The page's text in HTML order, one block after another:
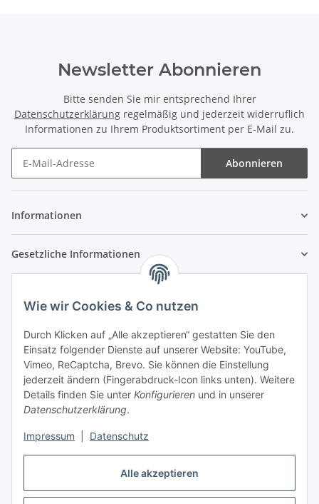
Alle akzeptieren
Wie wir Cookies & Co nutzen
Durch Klicken auf „Alle akzeptieren“ gestatten Sie den
Einsatz folgender Dienste auf unserer Website: YouTube,
Vimeo, ReCaptcha, Brevo. Sie können die Einstellung
jederzeit ändern (Fingerabdruck-Icon links unten). Weitere
Details finden Sie unter Konfigurieren und in unserer
Datenschutzerklärung.
Impressum Datenschutz
Newsletter Abonnieren
Bitte senden Sie mir entsprechend Ihrer
Datenschutzerklärung regelmäßig und jederzeit widerruflich
Informationen zu Ihrem Produktsortiment per E-Mail zu.
Abonnieren
Informationen
Gesetzliche Informationen
Vertrag widerrufen